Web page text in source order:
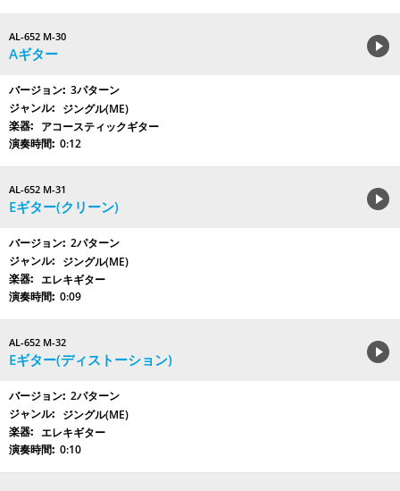
AL-652 M-30
Aギター
3パターン
ジングル(ME)
アコースティックギター
0:12
AL-652 M-31
Eギター(クリーン)
2パターン
ジングル(ME)
エレキギター
0:09
AL-652 M-32
Eギター(ディストーション)
2パターン
ジングル(ME)
エレキギター
0:10